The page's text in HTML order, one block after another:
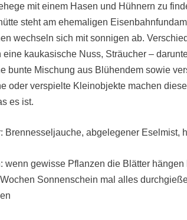
mit einem Hasen und Hühnern zu
steht am ehemaligen
wechseln sich mit sonnigen ab.
eine kaukasische Nuss, Sträucher –
bunte Mischung aus Blühendem sowie
oder verspielte Kleinobjekte machen
es ist.
Brennesseljauche, abgelegener Eselmist,
wenn gewisse Pflanzen die Blätter hängen
Sonnenschein mal alles